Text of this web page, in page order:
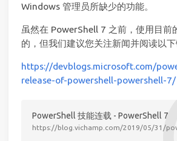
Windows 管理员所缺少的功能。
虽然在 PowerShell 7 之前，使用目前
的，但我们建议您关注新闻并阅读以下
https://devblogs.microsoft.com/
release-of-powershell-powershell-7/
PowerShell 技能连载 - PowerShell 7
https://blog.vichamp.com/2019/05/31/